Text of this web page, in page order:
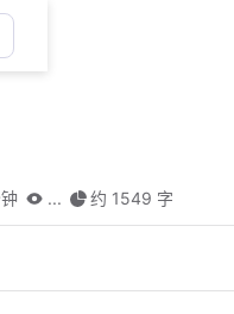
... 约 1549 字